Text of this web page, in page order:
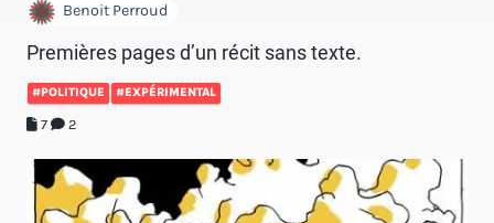
Benoit Perroud
Premières pages d’un récit sans texte.
#POLITIQUE #EXPÉRIMENTAL
7 2